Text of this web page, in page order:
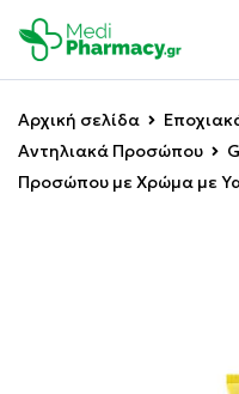
Αρχική σελίδα
Αντηλιακά Προσώπου
Προσώπου με Χρώμα με